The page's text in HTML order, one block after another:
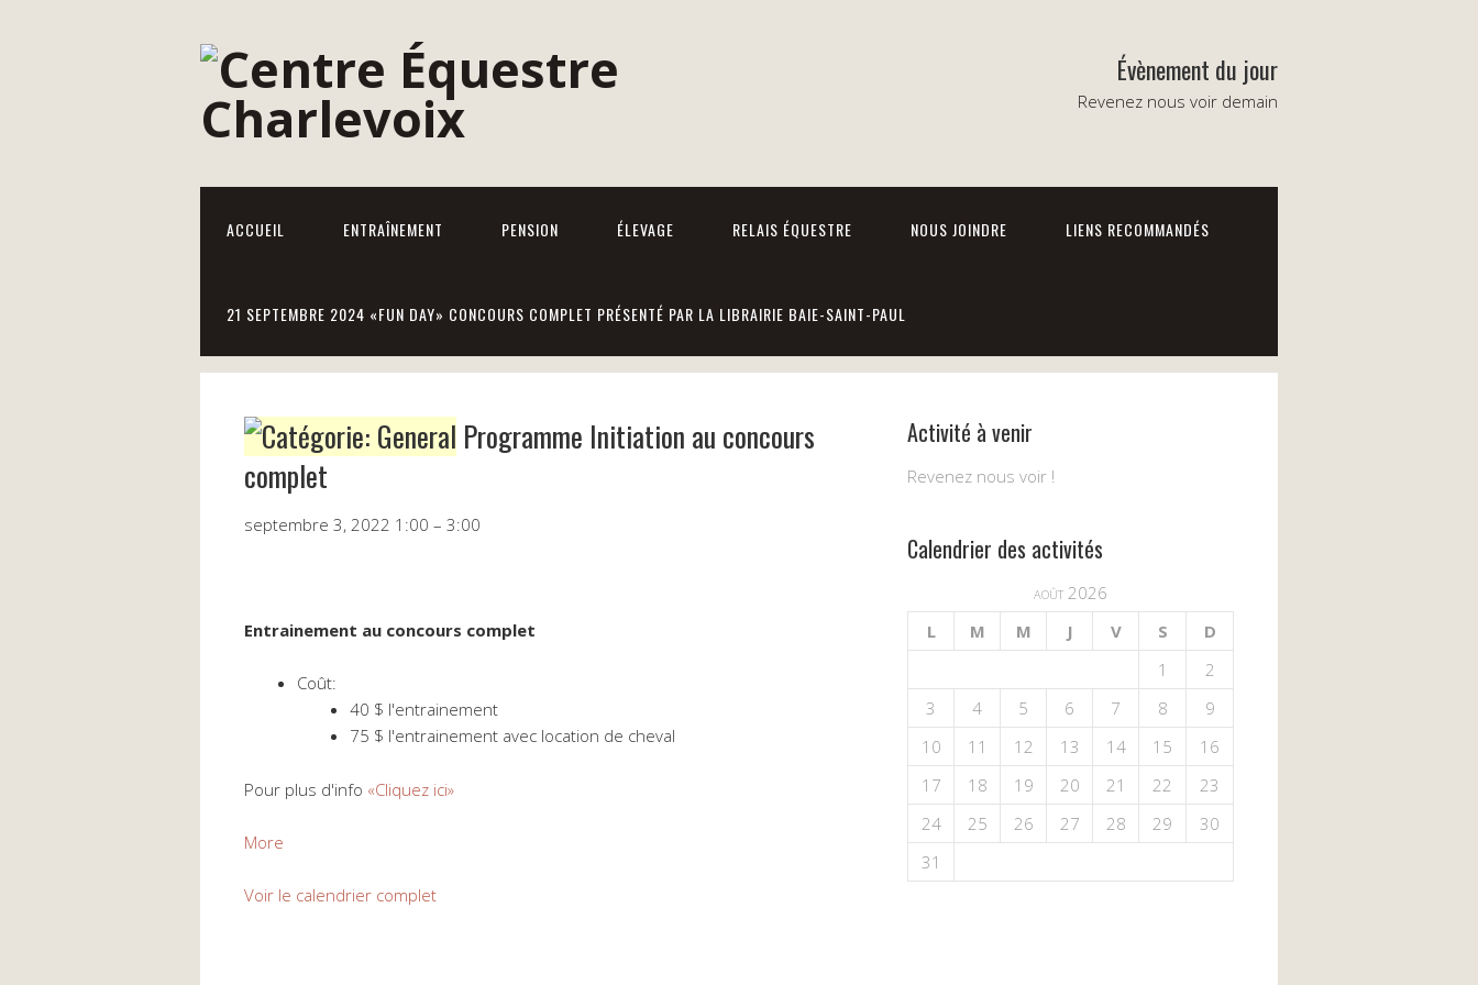
Évènement du jour
Revenez nous voir demain
ACCUEIL ENTRAÎNEMENT PENSION ÉLEVAGE RELAIS ÉQUESTRE NOUS JOINDRE LIENS RECOMMANDÉS
21 SEPTEMBRE 2024 «FUN DAY» CONCOURS COMPLET PRÉSENTÉ PAR LA LIBRAIRIE BAIE-SAINT-PAUL
Programme Initiation au concours
complet
Programme
complet
septembre 3, 2022 1:00 – 3:00
Entrainement au concours complet
Coût:
40 $ l'entrainement
75 $ l'entrainement avec location de cheval
Pour plus d'info «Cliquez ici»
More
Initiation
Voir le calendrier complet
Activité à venir
Revenez nous voir !
Calendrier des activités
août 2026
L
M M J V S
D
1
2
3
4 5 6 7 8
9
10
11 12 13 14 15
16
17
18 19 20 21 22
23
24
25 26 27 28 29
30
31